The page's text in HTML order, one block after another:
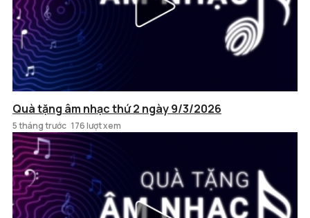
Quà tặng âm nhạc thứ 2 ngày 9/3/2026
5 tháng trước 176 lượt xem